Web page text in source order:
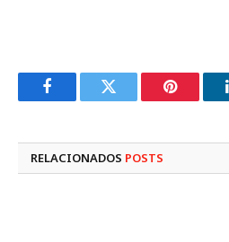
FacebookTwitter Pinterest
RELACIONADOS POSTS